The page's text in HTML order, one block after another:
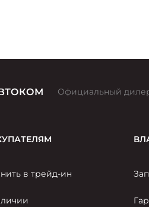
Официальный
в трейд-ин